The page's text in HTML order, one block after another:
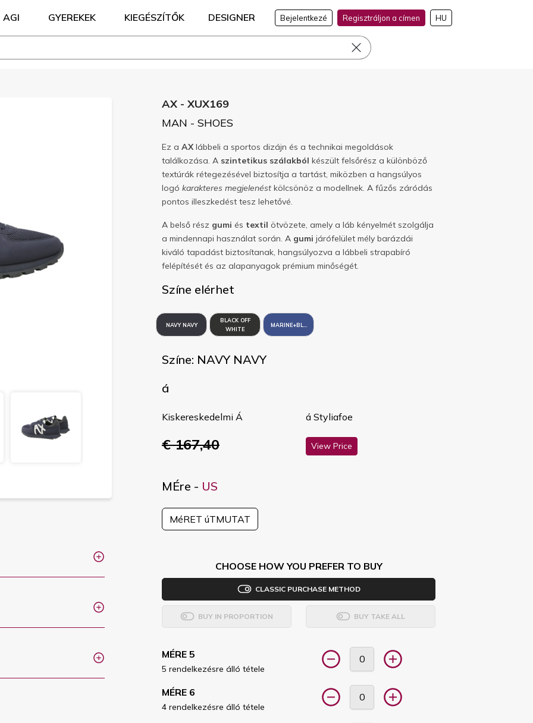
AGI GYEREKEK KIEGÉSZÍTŐK DESIGNER Bejelentkezé Regisztráljon a címen HU
AX - XUX169
MAN - SHOES
Ez a AXlábbeli a sportos dizájn és a technikai megoldások
találkozása. A szintetikus szálakból készült felsőrész a különböző
textúrák rétegezésével biztosítja a tartást, miközben a hangsúlyos
logó karakteres megjelenést kölcsönöz a modellnek. A fűzős záródás
pontos illeszkedést tesz lehetővé.
A belső rész gumi és textil ötvözete, amely a láb kényelmét szolgálja
a mindennapi használat során. A gumi járófelület mély barázdái
kiváló tapadást biztosítanak, hangsúlyozva a lábbeli strapabíró
felépítését és az alapanyagok prémium minőségét.
Színe elérhet
NAVY NAVY
BLACK OFF
WHITE
MARINE+BLUE
Színe: NAVY NAVY
á
Kiskereskedelmi Á
€ 167,40
á Styliafoe
View Price
MÉre - US
MéRET úTMUTAT
CHOOSE HOW YOU PREFER TO BUY
CLASSIC PURCHASE METHOD
BUY IN PROPORTION BUY TAKE ALL
MÉRE 5
5 rendelkezésre álló tétele
MÉRE 6
4 rendelkezésre álló tétele